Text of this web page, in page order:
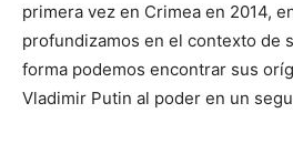
primera vez en Crimea en 2014,
profundizamos en el contexto de
forma podemos encontrar sus
Vladimir Putin al poder en un